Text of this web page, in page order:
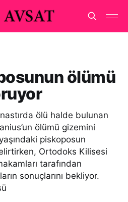
ölümü
ölü halde bulunan
ölümü gizemini
piskoposun
Ortodoks Kilisesi
tarafından
sonuçlarını bekliyor.